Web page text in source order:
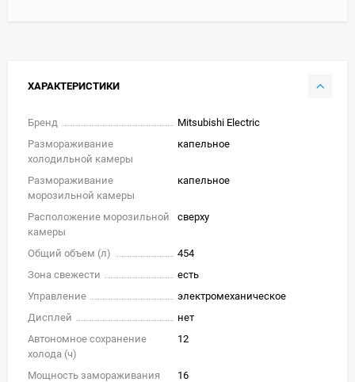
ХАРАКТЕРИСТИКИ
Бренд
Mitsubishi Electric
Размораживание
холодильной камеры
капельное
Размораживание
морозильной камеры
капельное
Расположение морозильной
камеры
сверху
Общий объем (л)
454
Зона свежести
есть
Управление
электромеханическое
Дисплей
нет
Автономное сохранение
холода (ч)
12
Мощность замораживания
16